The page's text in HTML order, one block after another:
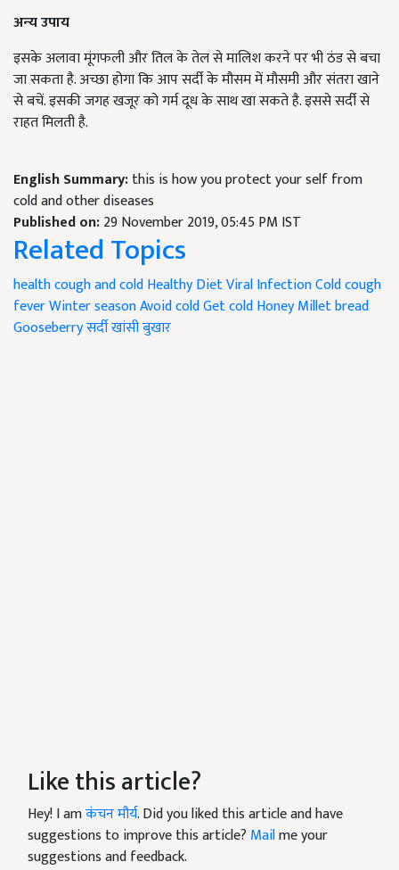
अन्‍य उपाय
इसके अलावा मूंगफली और तिल के तेल से मालिश करने पर भी ठंड से बचा
जा सकता है. अच्छा होगा कि आप सर्दी के मौसम में मौसमी और संतरा खाने
से बचें. इसकी जगह खजूर को गर्म दूध के साथ खा सकते है. इससे सर्दी से
राहत मिलती है.
English Summary:this is how you protect your self from
cold and other diseases
Published on:29 November 2019, 05:45 PM IST
Related Topics
healthcough and coldHealthy DietViral InfectionColdcough
feverWinter seasonAvoid coldGet coldHoneyMillet bread
Gooseberryसर्दीखांसीबुखार
Like this article?
Hey! I amकंचन मौर्य. Did you liked this article and have
suggestions to improve this article? Mailme your
suggestions and feedback.